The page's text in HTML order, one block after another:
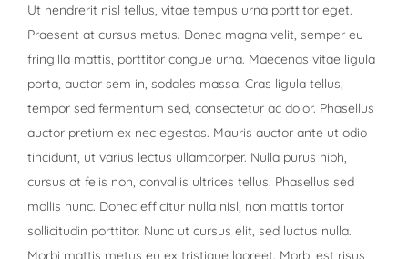
Ut hendrerit nisl tellus, vitae tempus urna porttitor eget.
Praesent at cursus metus. Donec magna velit, semper eu
fringilla mattis, porttitor congue urna. Maecenas vitae ligula
porta, auctor sem in, sodales massa. Cras ligula tellus,
tempor sed fermentum sed, consectetur ac dolor. Phasellus
auctor pretium ex nec egestas. Mauris auctor ante ut odio
tincidunt, ut varius lectus ullamcorper. Nulla purus nibh,
cursus at felis non, convallis ultrices tellus. Phasellus sed
mollis nunc. Donec efficitur nulla nisl, non mattis tortor
sollicitudin porttitor. Nunc ut cursus elit, sed luctus nulla.
Morbi mattis metus eu ex tristique laoreet. Morbi est risus,